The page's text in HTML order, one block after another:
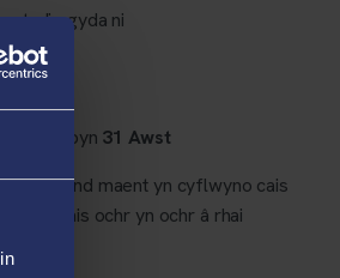
gyda ni
erbyn 31 Awst
ond maent yn cyflwyno cais
eu cais ochr yn ochr â rhai